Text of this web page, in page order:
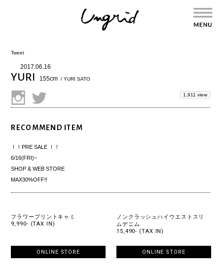
Tweet
2017.06.16
YURI 155cm / YURI SATO
1,911 view
RECOMMEND ITEM
！！PRE SALE ！！
6/16(FRI)~
SHOP &WEB STORE
MAX30%OFF!!
フラワープリントキャミ
9,990- (TAX IN)
ONLINE STORE
ノンクラッシュハイウエストスリ
ムデニム
15,490- (TAX IN)
ONLINE STORE